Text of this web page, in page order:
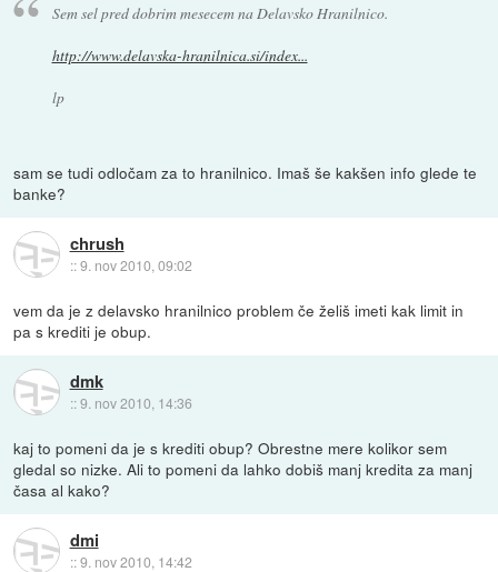
Sem sel pred dobrim mesecem na Delavsko Hranilnico.
http://www.delavska-hranilnica.si/index...
lp
sam se tudi odločam za to hranilnico. Imaš še kakšen info glede te
banke?
chrush
::9. nov 2010, 09:02
vem da je z delavsko hranilnico problem če želiš imeti kak limit in
pa s krediti je obup.
dmk
::9. nov 2010, 14:36
kaj to pomeni da je s krediti obup? Obrestne mere kolikor sem
gledal so nizke. Ali to pomeni da lahko dobiš manj kredita za manj
časa al kako?
dmi
::9. nov 2010, 14:42